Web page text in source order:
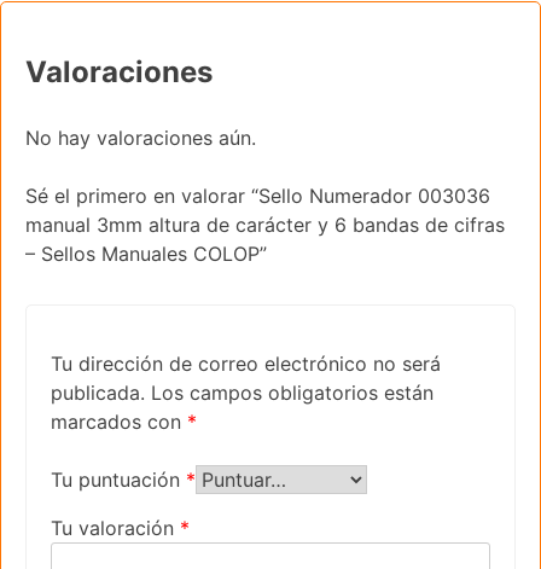
Valoraciones
No hay valoraciones aún.
Sé el primero en valorar “Sello Numerador 003036
manual 3mm altura de carácter y 6 bandas de cifras
– Sellos Manuales COLOP”
Tu dirección de correo electrónico no será
publicada. Los campos obligatorios están
marcados con *
Tu puntuación *
Tu valoración *